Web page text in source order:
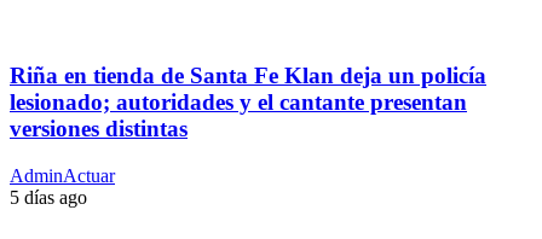
Riña en tienda de Santa Fe Klan deja un policía
lesionado; autoridades y el cantante presentan
versiones distintas
AdminActuar
5 días ago